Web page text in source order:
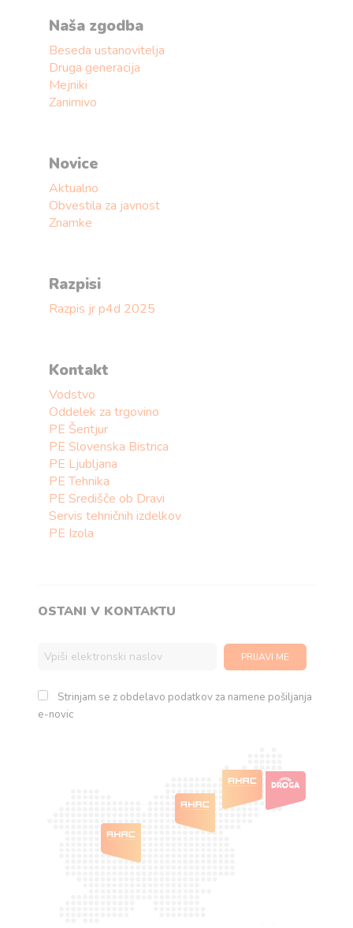
Naša zgodba
Beseda ustanovitelja
Druga generacija
Mejniki
Zanimivo
Novice
Aktualno
Obvestila za javnost
Znamke
Razpisi
Razpis jr p4d 2025
Kontakt
Vodstvo
Oddelek za trgovino
PE Šentjur
PE Slovenska Bistrica
PE Ljubljana
PE Tehnika
PE Središče ob Dravi
Servis tehničnih izdelkov
PE Izola
OSTANI V KONTAKTU
Strinjam se z obdelavo podatkov za namene pošiljanja
e-novic